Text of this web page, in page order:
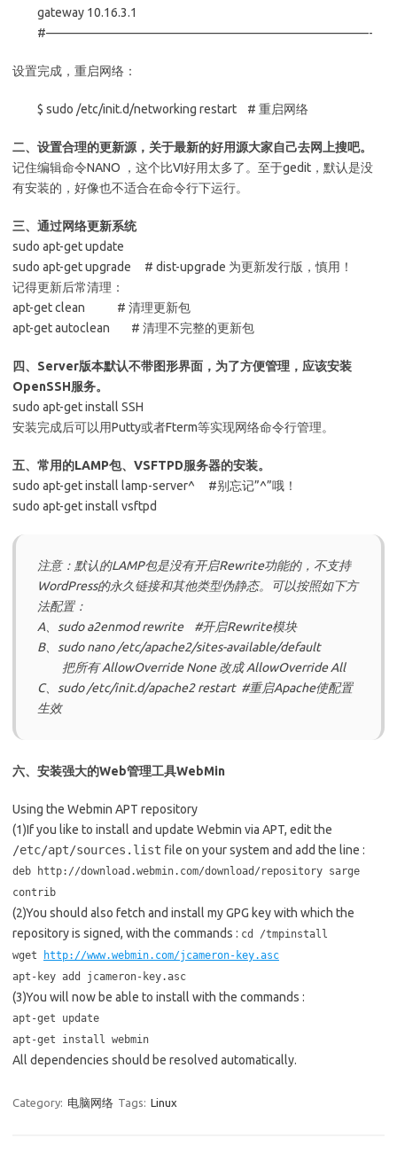
gateway 10.16.3.1
#——————————————————————————-
设置完成，重启网络：
$ sudo /etc/init.d/networking restart # 重启网络
二、设置合理的更新源，关于最新的好用源大家自己去网上搜吧。
记住编辑命令NANO ，这个比VI好用太多了。至于gedit，默认是没
有安装的，好像也不适合在命令行下运行。
三、通过网络更新系统
sudo apt-get update
sudo apt-get upgrade # dist-upgrade 为更新发行版，慎用！
记得更新后常清理：
apt-get clean # 清理更新包
apt-get autoclean # 清理不完整的更新包
四、Server版本默认不带图形界面，为了方便管理，应该安装
OpenSSH服务。
sudo apt-get install SSH
安装完成后可以用Putty或者Fterm等实现网络命令行管理。
五、常用的LAMP包、VSFTPD服务器的安装。
sudo apt-get install lamp-server^ #别忘记”^”哦！
sudo apt-get install vsftpd
注意：默认的LAMP包是没有开启Rewrite功能的，不支持
WordPress的永久链接和其他类型伪静态。可以按照如下方
法配置：
A、sudo a2enmod rewrite #开启Rewrite模块
B、sudo nano /etc/apache2/sites-available/default
把所有 AllowOverride None 改成 AllowOverride All
C、sudo /etc/init.d/apache2 restart #重启Apache使配置
生效
六、安装强大的Web管理工具WebMin
Using the Webmin APT repository
(1)If you like to install and update Webmin via APT, edit the
/etc/apt/sources.list file on your system and add the line :
deb http://download.webmin.com/download/repository sarge
contrib
(2)You should also fetch and install my GPG key with which the
repository is signed, with the commands : cd /tmpinstall
wget
http://www.webmin.com/jcameron-key.asc
apt-key add jcameron-key.asc
(3)You will now be able to install with the commands :
apt-get update
apt-get install webmin
All dependencies should be resolved automatically.
Category: 电脑网络 Tags: Linux